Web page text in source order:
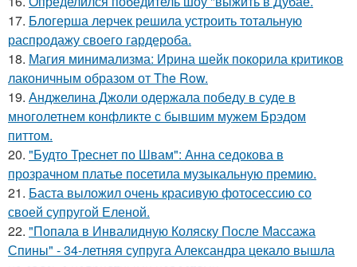
17. Блогерша лерчек решила устроить тотальную
распродажу своего гардероба.
18. Магия минимализма: Ирина шейк покорила критиков
лаконичным образом от The Row.
19. Анджелина Джоли одержала победу в суде в
многолетнем конфликте с бывшим мужем Брэдом
питтом.
20. "Будто Треснет по Швам": Анна седокова в
прозрачном платье посетила музыкальную премию.
21. Баста выложил очень красивую фотосессию со
своей супругой Еленой.
22. "Попала в Инвалидную Коляску После Массажа
Спины" - 34-летняя супруга Александра цекало вышла